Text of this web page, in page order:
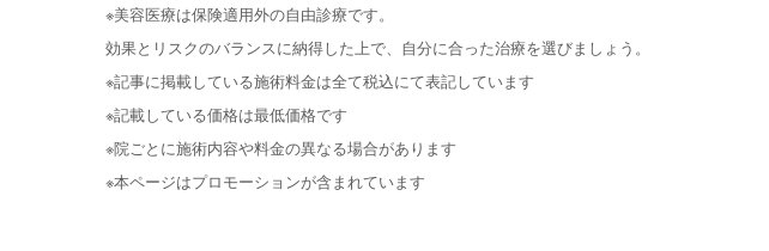
※美容医療は保険適用外の自由診療です。
効果とリスクのバランスに納得した上で、自分に合った治療を選びましょう。
※記事に掲載している施術料金は全て税込にて表記しています
※記載している価格は最低価格です
※院ごとに施術内容や料金の異なる場合があります
※本ページはプロモーションが含まれています